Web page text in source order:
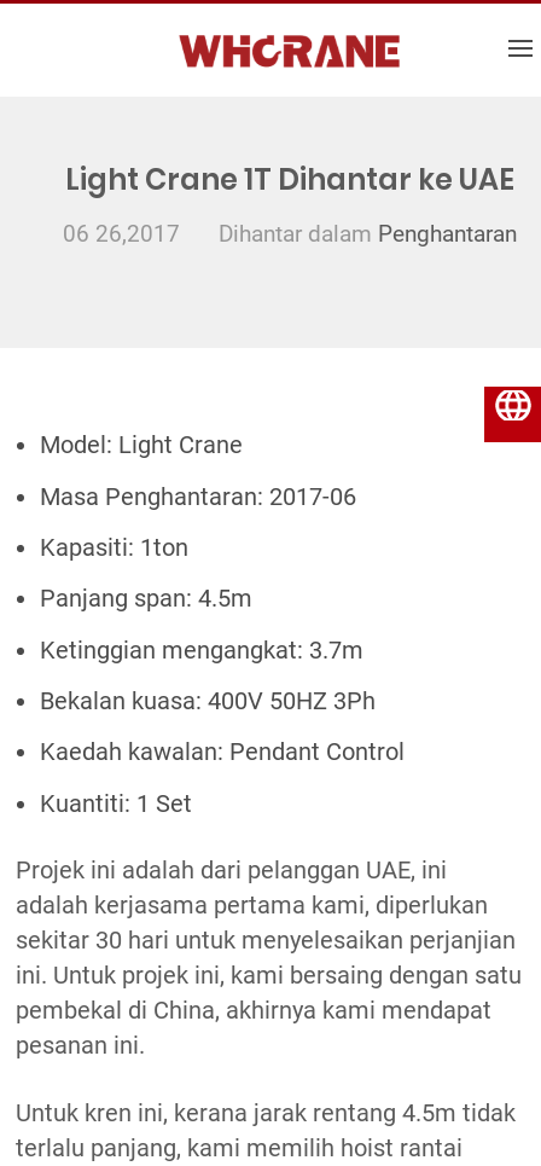
Light Crane 1T Dihantar ke UAE
06 26,2017 Dihantar dalam Penghantaran
Model: Light Crane
Masa Penghantaran: 2017-06
Kapasiti: 1ton
Panjang span: 4.5m
Ketinggian mengangkat: 3.7m
Bekalan kuasa: 400V 50HZ 3Ph
Kaedah kawalan: Pendant Control
Kuantiti: 1 Set
Projek ini adalah dari pelanggan UAE, ini
adalah kerjasama pertama kami, diperlukan
sekitar 30 hari untuk menyelesaikan perjanjian
ini. Untuk projek ini, kami bersaing dengan satu
pembekal di China, akhirnya kami mendapat
pesanan ini.
Untuk kren ini, kerana jarak rentang 4.5m tidak
terlalu panjang, kami memilih hoist rantai
Bahasa Melayu